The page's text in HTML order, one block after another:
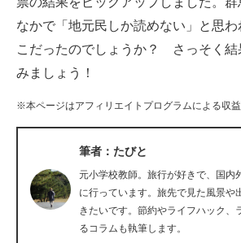
モノづくり技術者専門サイト
エレクトロニクス専門サイト
電子設計の基本と応用
建設×テクノロジーの最前線
ちょっと気になるネットの話題
なかで「地元民しか読めない」と思
こだったのでしょうか？ さっそく結
みましょう！
※本ページはアフィリエイトプログラムによる収
筆者：たびと
元小学校教師。旅行が好きで、国内
に行っています。旅先で見た風景や
きたいです。節約やライフハック、
るコラムも執筆します。